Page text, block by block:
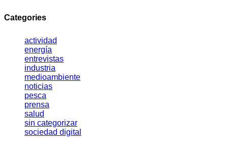
Categories
actividad
energía
entrevistas
industria
medioambiente
noticias
pesca
prensa
salud
sin categorizar
sociedad digital